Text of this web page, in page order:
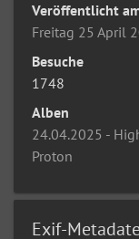
Veröffentlicht
Freitag 25 April
Besuche
1748
Alben
24.04.2025 -
Proton
Exif-